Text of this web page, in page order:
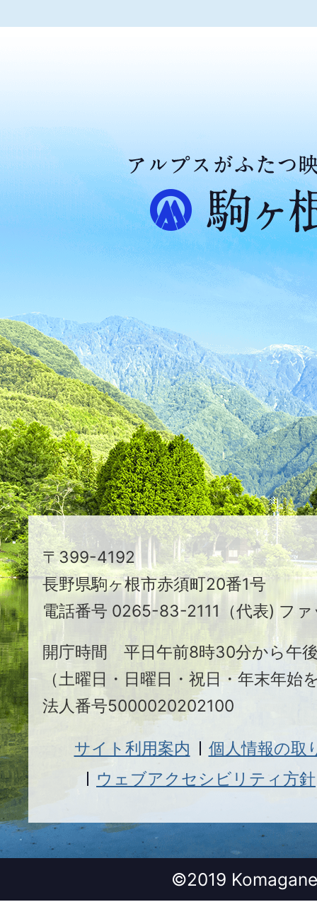
ア
ル
プ
ス
が
た
つ
映
え
る
ま
ち
駒
ヶ
根
市
〒399-4192
長野県駒ヶ根市赤須町20番1号
電話番号 0265-83-2111（代表) フ
開庁時間 平日午前8時30分から午
（土曜日・日曜日・祝日・年末年始
法人番号5000020202100
サイト利用案内
個人情報の取
ウェブアクセシビリティ方針
©2019